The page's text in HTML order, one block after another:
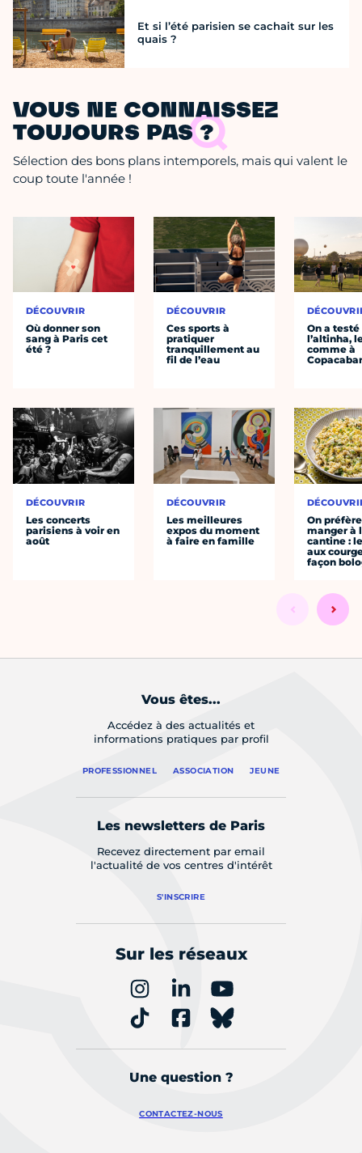
Et si l’été parisien se cachait sur les
quais ?
VOUS NE CONNAISSEZ
TOUJOURS PAS ?
Sélection des bons plans intemporels, mais qui valent le
coup toute l'année !
DÉCOUVRIR
Où donner son
sang à Paris cet
été ?
DÉCOUVRIR
Les concerts
parisiens à voir en
août
DÉCOUVRIR
Ces sports à
pratiquer
tranquillement au
fil de l’eau
DÉCOUVRIR
Les meilleures
expos du moment
à faire en famille
On a testé
l’altinha,
comme à
On préfère
manger à
cantine :
aux
façon
Vous êtes...
Accédez à des actualités et
informations pratiques par profil
PROFESSIONNEL ASSOCIATION JEUNE
Les newsletters de Paris
Recevez directement par email
l'actualité de vos centres d'intérêt
S'INSCRIRE
Sur les réseaux
Une question ?
CONTACTEZ-NOUS